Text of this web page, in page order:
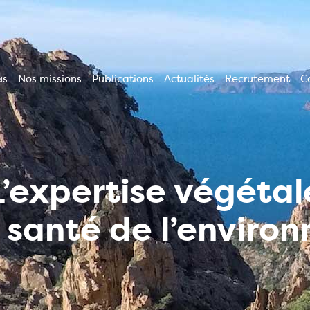
Nos missions Publications Actualités Recrutement
de